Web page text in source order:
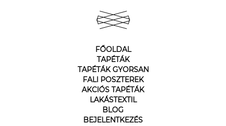
FŐOLDAL
TAPÉTÁK
TAPÉTÁK GYORSAN
FALI POSZTEREK
AKCIÓS TAPÉTÁK
LAKÁSTEXTIL
BLOG
BEJELENTKEZÉS